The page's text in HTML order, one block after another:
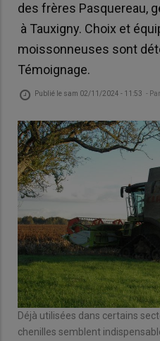
des frères Pasquereau,
à Tauxigny. Choix et
moissonneuses sont
Témoignage.
Publié le sam 02/11/2024 - 11:53 - Par
Déjà utilisées dans certains
chenilles semblent